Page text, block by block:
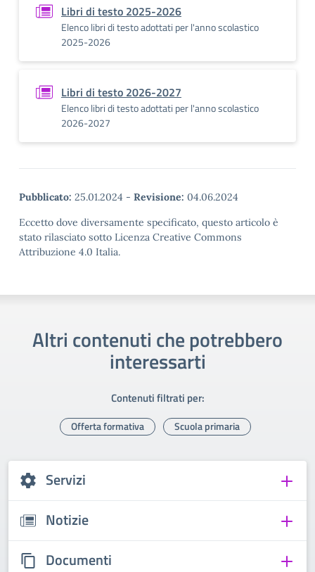
Libri di testo 2025-2026
Elenco libri di testo adottati per l'anno scolastico
2025-2026
Libri di testo 2026-2027
Elenco libri di testo adottati per l'anno scolastico
2026-2027
Pubblicato: 25.01.2024 - Revisione: 04.06.2024
Eccetto dove diversamente specificato, questo articolo è
stato rilasciato sotto Licenza Creative Commons
Attribuzione 4.0 Italia.
Altri contenuti che potrebbero
interessarti
Contenuti filtrati per:
Offerta formativa Scuola primaria
Servizi
Notizie
Documenti